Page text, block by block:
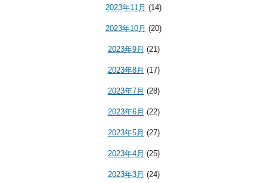
2023年11月 (14)
2023年10月 (20)
2023年9月 (21)
2023年8月 (17)
2023年7月 (28)
2023年6月 (22)
2023年5月 (27)
2023年4月 (25)
2023年3月 (24)